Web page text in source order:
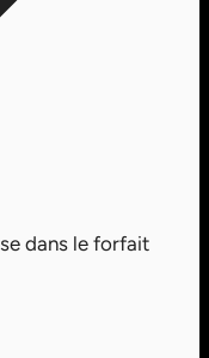
dans le forfait